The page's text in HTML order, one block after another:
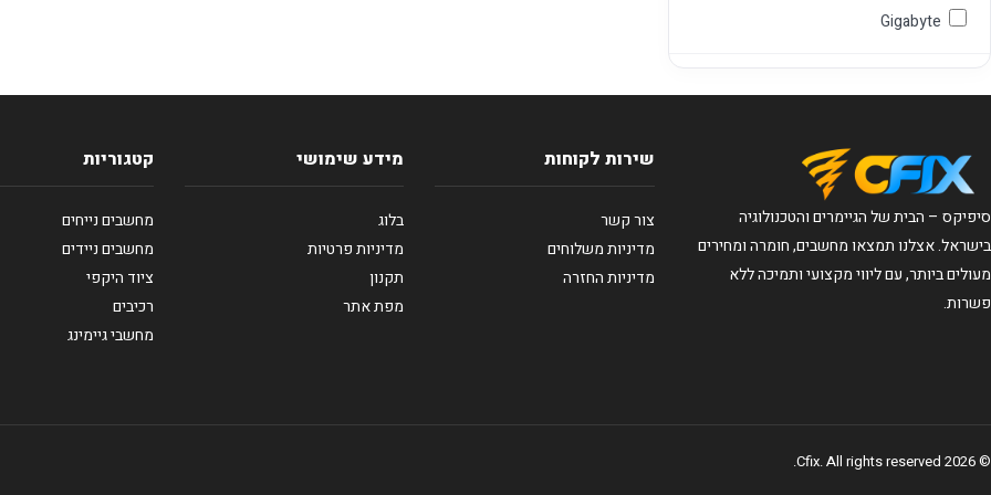
סיפיקס – הבית של הגיימרים והטכנולוגיה
בישראל. אצלנו תמצאו מחשבים, חומרה ומחירים
מעולים ביותר, עם ליווי מקצועי ותמיכה ללא
פשרות.
שירות לקוחות
צור קשר
מדיניות משלוחים
מדיניות החזרה
מידע שימושי
בלוג
מדיניות פרטיות
תקנון
מפת אתר
קטגוריות
מחשבים נייחים
מחשבים ניידים
ציוד היקפי
רכיבים
מחשבי גיימינג
© 2026 Cfix. All rights reserved.